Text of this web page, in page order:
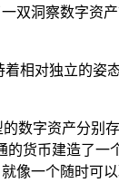
双洞察数字资
相对独立的姿
数字资产分别
货币建造了一
像一个随时可